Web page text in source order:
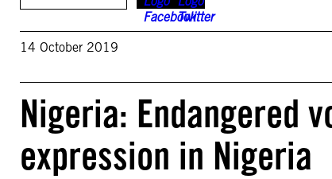
14 October 2019
Nigeria: Endangered
expression in Nigeria